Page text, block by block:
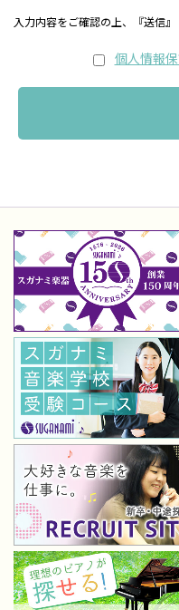
入力内容をご確認の上、『送信』
個人情報